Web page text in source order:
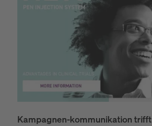
Kampagnen-kommunikation trifft